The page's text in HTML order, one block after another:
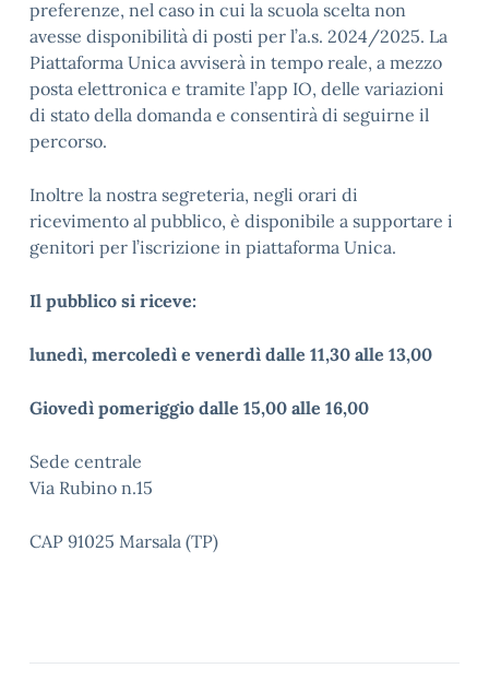
preferenze, nel caso in cui la scuola scelta non
avesse disponibilità di posti per l’a.s. 2024/2025. La
Piattaforma Unica avviserà in tempo reale, a mezzo
posta elettronica e tramite l’app IO, delle variazioni
di stato della domanda e consentirà di seguirne il
percorso.
Inoltre la nostra segreteria, negli orari di
ricevimento al pubblico, è disponibile a supportare i
genitori per l’iscrizione in piattaforma Unica.
Il pubblico si riceve:
lunedì, mercoledì e venerdì dalle 11,30 alle 13,00
Giovedì pomeriggio dalle 15,00 alle 16,00
Sede centrale
Via Rubino n.15
CAP 91025 Marsala (TP)